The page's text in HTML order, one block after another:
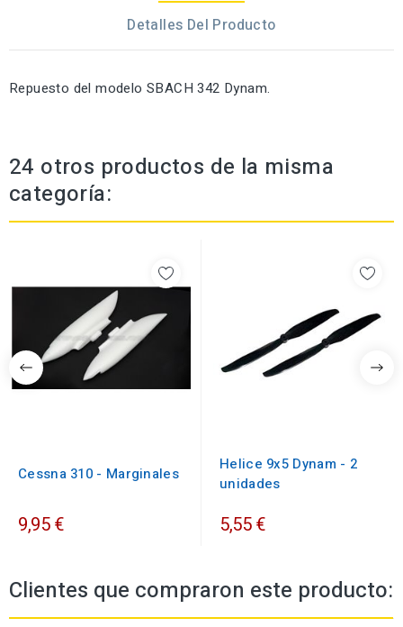
Detalles Del Producto
Repuesto del modelo SBACH 342 Dynam.
24 otros productos de la misma
categoría:
Cessna 310 - Marginales
9,95 €
Helice 9x5 Dynam - 2
unidades
5,55 €
Clientes que compraron este producto: